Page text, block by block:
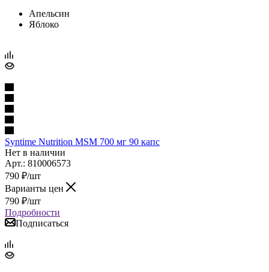
Апельсин
Яблоко
Syntime Nutrition MSM 700 мг 90 капс
Нет в наличии
Арт.: 810006573
790 ₽/шт
Варианты цен
790 ₽/шт
Подробности
Подписаться